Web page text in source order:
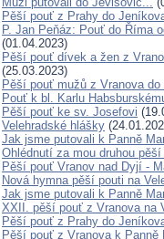
Pěší pouť z Prahy do
P. Jan Peňáz: Pouť do Říma
(01.04.2023)
Pěší pouť dívek a žen z
(25.03.2023)
Pěší pouť mužů z Vranova
Pouť k bl. Karlu
Pěší pouť ke sv. Josefovi
Velehradské hlášky
Jak jsme putovali k Panně
Ohlédnutí za mou druhou
Pěší pouť Vranov nad Dyjí -
Nová hymna pěší pouti na
Jak jsme putovali k Panně
XXII. pěší pouť z Vranova na
Pěší pouť z Prahy do
Pěší pouť z Vranova k Panně